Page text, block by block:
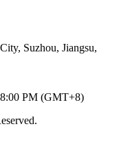
Suzhou, Jiangsu,
PM (GMT+8)